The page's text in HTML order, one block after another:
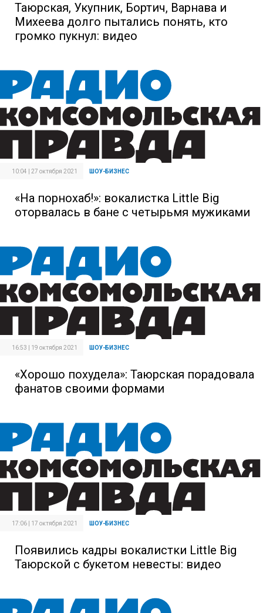
Таюрская, Укупник, Бортич, Варнава и
Михеева долго пытались понять, кто
громко пукнул: видео
10:04 | 27 октября 2021 ШОУ-БИЗНЕС
«На порнохаб!»: вокалистка Little Big
оторвалась в бане с четырьмя мужиками
16:53 | 19 октября 2021 ШОУ-БИЗНЕС
«Хорошо похудела»: Таюрская порадовала
фанатов своими формами
17:06 | 17 октября 2021 ШОУ-БИЗНЕС
Появились кадры вокалистки Little Big
Таюрской с букетом невесты: видео